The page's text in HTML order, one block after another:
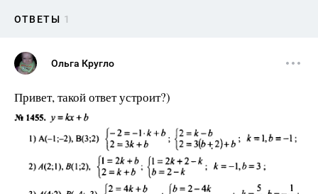
ОТВЕТЫ 1
Ольга Кругло
Привет, такой ответ устроит?)